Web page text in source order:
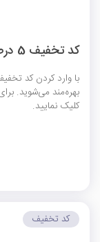
کد تخفیف 5 درصدی قطار فدک
بهره‌مند می‌شوید.
کلیک نمایید.
کد تخفیف